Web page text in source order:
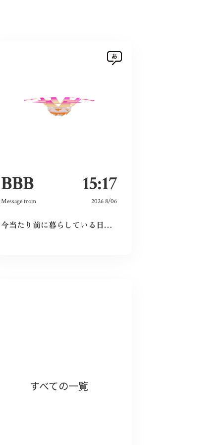
BBB 15:17
Message from 2026 8/06
今当たり前に暮らしている日々が特別なものに感じた。暗い気持ちになることなく、とても前向きにこれからの未来を精一杯生きて作りたいと感じました。
すべての一覧